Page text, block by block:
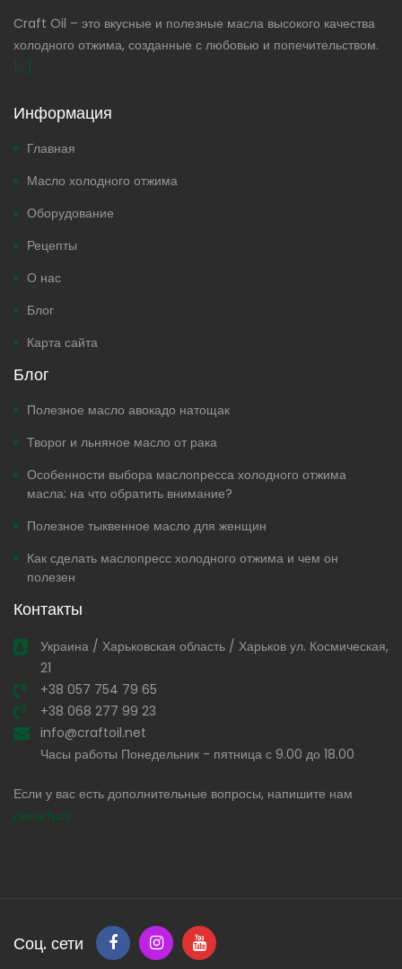
Craft Oil – это вкусные и полезные масла высокого качества
холодного отжима, созданные с любовью и попечительством.
[...]
Информация
Главная
Масло холодного отжима
Оборудование
Рецепты
О нас
Блог
Карта сайта
Блог
Полезное масло авокадо натощак
Творог и льняное масло от рака
Особенности выбора маслопресса холодного отжима
масла: на что обратить внимание?
Полезное тыквенное масло для женщин
Как сделать маслопресс холодного отжима и чем он
полезен
Контакты
Украина / Харьковская область / Харьков ул. Космическая,
21
+38 057 754 79 65
+38 068 277 99 23
info@craftoil.net
Часы работы Понедельник - пятница с 9.00 до 18.00
Если у вас есть дополнительные вопросы, напишите нам
связаться
Соц. сети